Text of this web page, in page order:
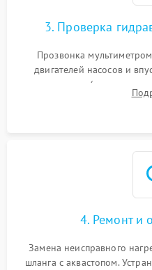
3. Проверка
Прозвонка
двигателей насосов и
прессостата (датчика
концевика дверцы и
4. Ремонт и
Замена неисправного
шланга с аквастопом.